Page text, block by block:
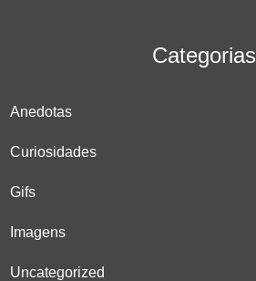
Categorias
Anedotas
Curiosidades
Gifs
Imagens
Uncategorized